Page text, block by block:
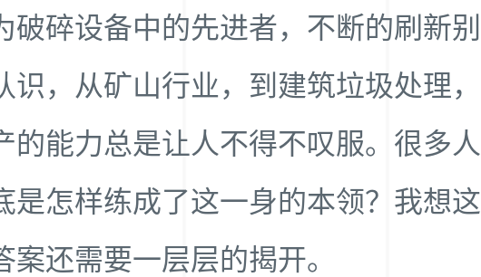
破碎设备中的先进者，不断的刷新别
识，从矿山行业，到建筑垃圾处理，
的能力总是让人不得不叹服。很多人
是怎样练成了这一身的本领？我想这
案还需要一层层的揭开。